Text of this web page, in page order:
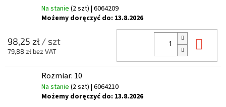
Na stanie (2 szt) | 6064209
Możemy doręczyć do: 13.8.2026
98,25 zł/ szt
79,88 zł bez VAT
Rozmiar: 10
Na stanie (2 szt) | 6064210
Możemy doręczyć do: 13.8.2026